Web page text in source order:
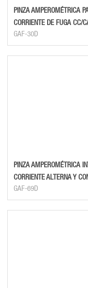
PINZA AMPEROMÉTRICA
CORRIENTE DE FUGA CC/
GAF-30D
PINZA AMPEROMÉTRICA
CORRIENTE ALTERNA Y
GAF-69D